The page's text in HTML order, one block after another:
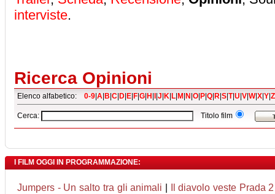
interviste.
Ricerca Opinioni
Elenco alfabetico: 0-9|A|B|C|D|E|F|G|H|I|J|K|L|M|N|O|P|Q|R|S|T|U|V|W|X|Y|Z
Cerca: Titolo film
I FILM OGGI IN PROGRAMMAZIONE:
Jumpers - Un salto tra gli animali Il diavolo veste Prada 2